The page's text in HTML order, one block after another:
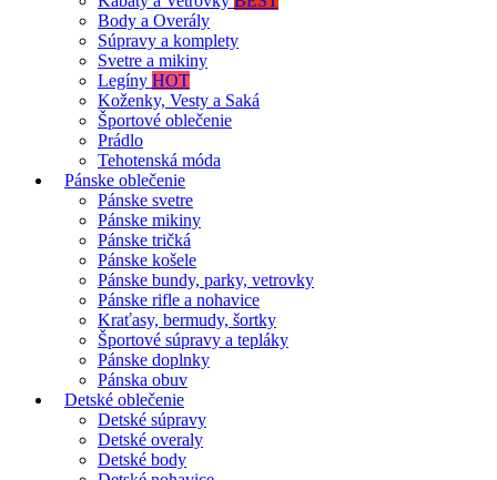
Body a Overály
Súpravy a komplety
Svetre a mikiny
Legíny HOT
Koženky, Vesty a Saká
Športové oblečenie
Prádlo
Tehotenská móda
Pánske oblečenie
Pánske svetre
Pánske mikiny
Pánske tričká
Pánske košele
Pánske bundy, parky, vetrovky
Pánske rifle a nohavice
Kraťasy, bermudy, šortky
Športové súpravy a tepláky
Pánske doplnky
Pánska obuv
Detské oblečenie
Detské súpravy
Detské overaly
Detské body